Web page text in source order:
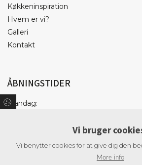
Køkkeninspiration
Hvem er vi?
Galleri
Kontakt
ÅBNINGSTIDER
Mandag:
Torsdag:
Vi bruger
Vi benytter cookies for at give dig den
More info